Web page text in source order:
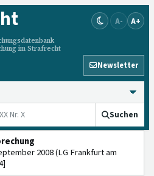
im Strafrecht
A- A+
Newsletter
Suchen
2008 (LG Frankfurt am